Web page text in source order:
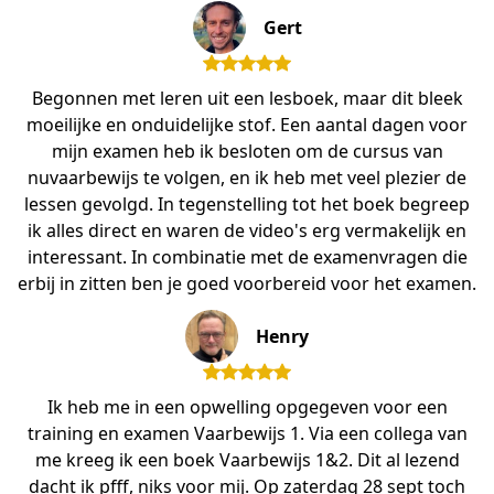
Gert
Begonnen met leren uit een lesboek, maar dit bleek
moeilijke en onduidelijke stof. Een aantal dagen voor
mijn examen heb ik besloten om de cursus van
nuvaarbewijs te volgen, en ik heb met veel plezier de
lessen gevolgd. In tegenstelling tot het boek begreep
ik alles direct en waren de video's erg vermakelijk en
interessant. In combinatie met de examenvragen die
erbij in zitten ben je goed voorbereid voor het examen.
Henry
Ik heb me in een opwelling opgegeven voor een
training en examen Vaarbewijs 1. Via een collega van
me kreeg ik een boek Vaarbewijs 1&2. Dit al lezend
dacht ik pfff, niks voor mij. Op zaterdag 28 sept toch